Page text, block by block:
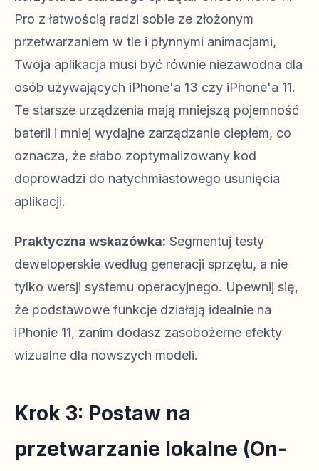
Pro z łatwością radzi sobie ze złożonym
przetwarzaniem w tle i płynnymi animacjami,
Twoja aplikacja musi być równie niezawodna dla
osób używających iPhone'a 13 czy iPhone'a 11.
Te starsze urządzenia mają mniejszą pojemność
baterii i mniej wydajne zarządzanie ciepłem, co
oznacza, że słabo zoptymalizowany kod
doprowadzi do natychmiastowego usunięcia
aplikacji.
Praktyczna wskazówka: Segmentuj testy
deweloperskie według generacji sprzętu, a nie
tylko wersji systemu operacyjnego. Upewnij się,
że podstawowe funkcje działają idealnie na
iPhonie 11, zanim dodasz zasobożerne efekty
wizualne dla nowszych modeli.
Krok 3: Postaw na
przetwarzanie lokalne (On-